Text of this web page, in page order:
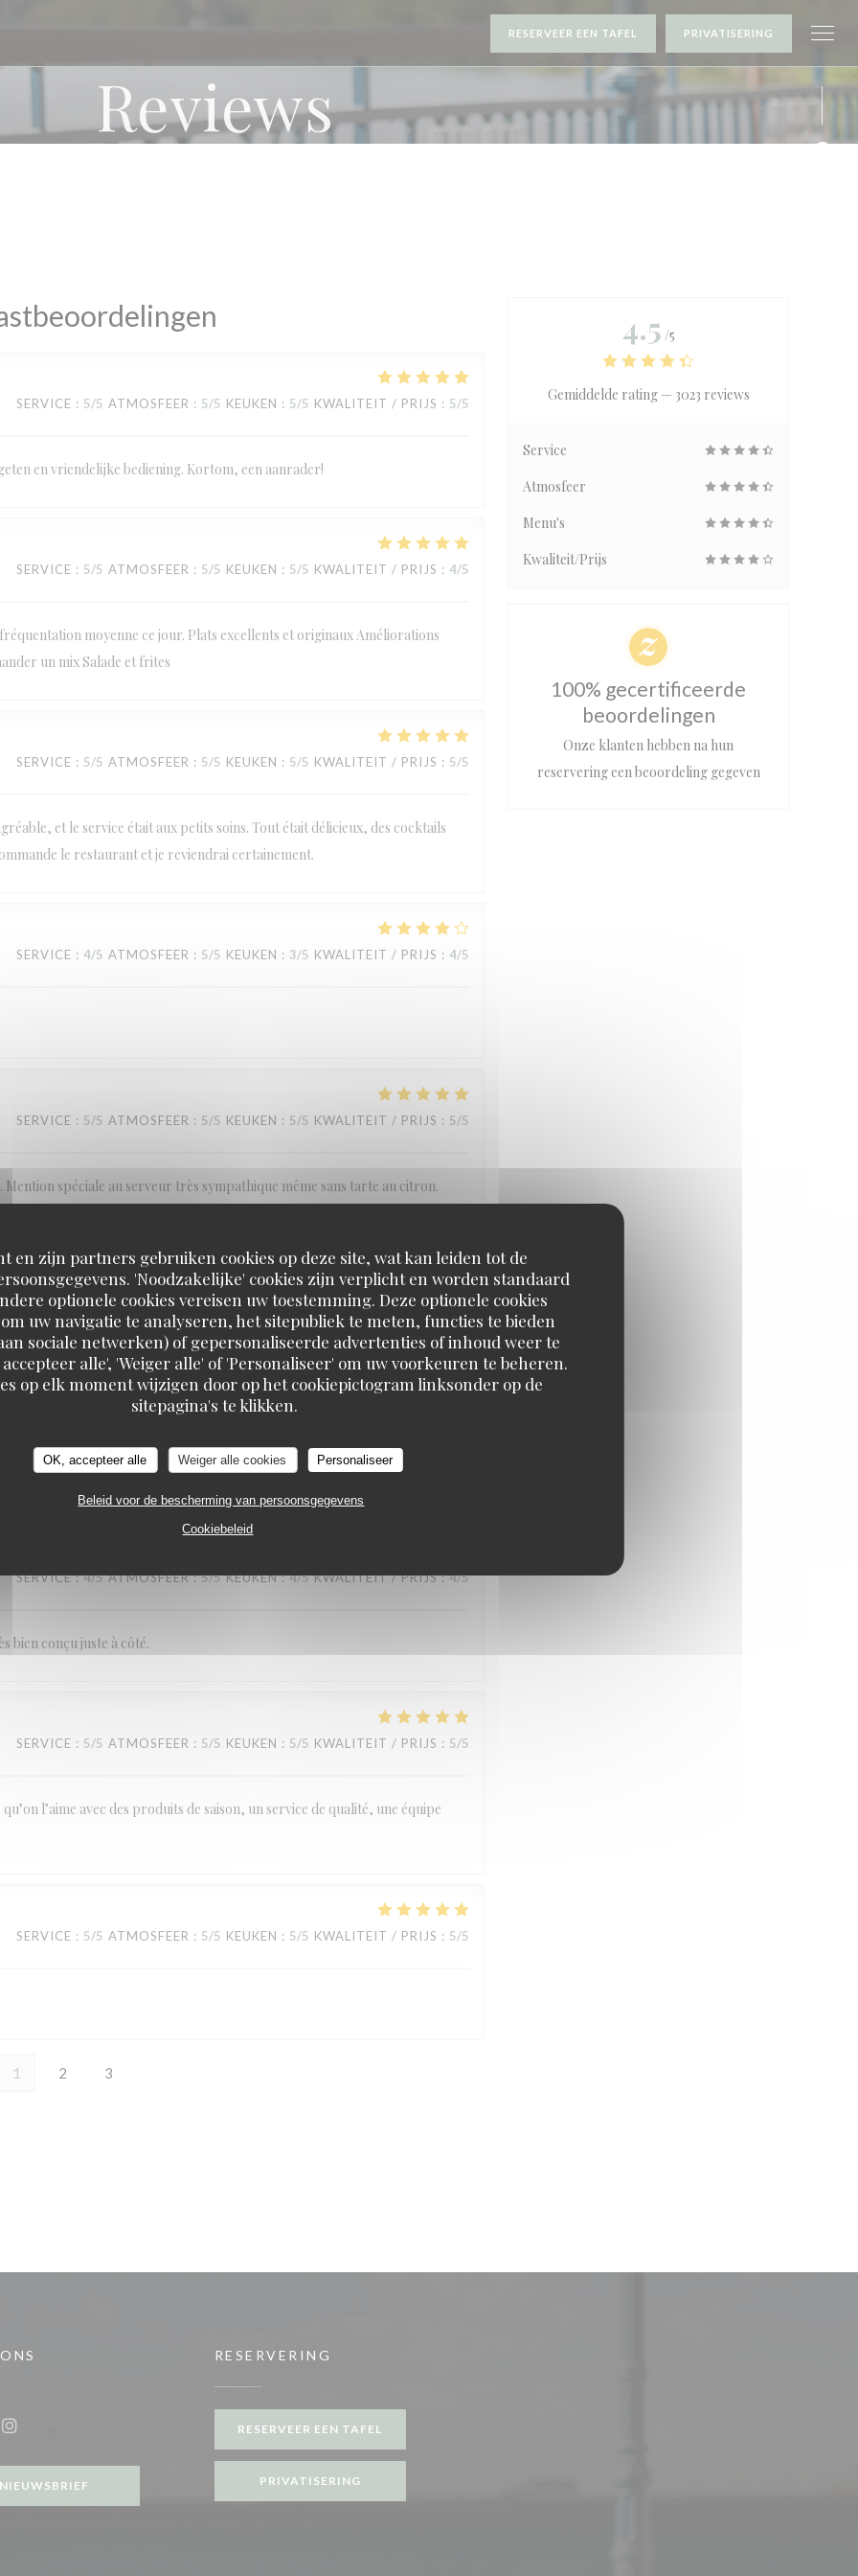
en zijn partners gebruiken cookies op deze site, wat kan leiden tot de
'Noodzakelijke' cookies zijn verplicht en worden standaard
optionele cookies vereisen uw toestemming. Deze optionele cookies
uw navigatie te analyseren, het sitepubliek te meten, functies te bieden
sociale netwerken) of gepersonaliseerde advertenties of inhoud weer te
alle', 'Weiger alle' of 'Personaliseer' om uw voorkeuren te beheren.
op elk moment wijzigen door op het cookiepictogram linksonder op de
sitepagina's te klikken.
OK, accepteer alle Weiger alle cookies Personaliseer
Beleid voor de bescherming van persoonsgegevens
Cookiebeleid
RESERVEER EEN TAFEL PRIVATISERING
Reviews
SERVICE : 5/5 ATMOSFEER : 5/5 KEUKEN : 5/5 KWALITEIT / PRIJS : 5/5
en vriendelijke bediening. Kortom, een aanrader!
SERVICE : 5/5 ATMOSFEER : 5/5 KEUKEN : 5/5 KWALITEIT / PRIJS : 4/5
moyenne ce jour. Plats excellents et originaux Améliorations
un mix Salade et frites
SERVICE : 5/5 ATMOSFEER : 5/5 KEUKEN : 5/5 KWALITEIT / PRIJS : 5/5
et le service était aux petits soins. Tout était délicieux, des cocktails
le restaurant et je reviendrai certainement.
SERVICE : 4/5 ATMOSFEER : 5/5 KEUKEN : 3/5 KWALITEIT / PRIJS : 4/5
SERVICE : 5/5 ATMOSFEER : 5/5 KEUKEN : 5/5 KWALITEIT / PRIJS : 5/5
spéciale au serveur très sympathique même sans tarte au citron.
SERVICE 5 ATMOSFEER KEUKEN: KWALITEIT / PRIJS /5
grited
SERVICE: 4/5 ATMOSFEER: 5/5 KEUKEN: 4/5 KWALITEIT / PRIJS: 4/5
bien conçu juste à côté.
SERVICE : 5/5 ATMOSFEER : 5/5 KEUKEN : 5/5 KWALITEIT / PRIJS : 5/5
l’aime avec des produits de saison, un service de qualité, une équipe
SERVICE : 5/5 ATMOSFEER : 5/5 KEUKEN : 5/5 KWALITEIT / PRIJS : 5/5
1 2 3
4.5 /5
Gemiddelde rating — 3023 reviews
Service
Atmosfeer
Menu's
Kwaliteit/Prijs
100% gecertificeerde
beoordelingen
Onze klanten hebben na hun
reservering een beoordeling gegeven
NIEUWSBRIEF
RESERVERING
RESERVEER EEN TAFEL
PRIVATISERING
RESTAURANT MAISON FOURNAISE